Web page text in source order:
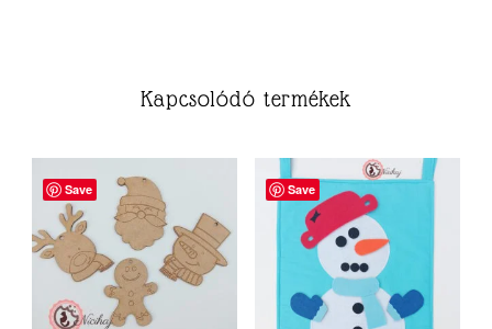
Kapcsolódó termékek
Save Save